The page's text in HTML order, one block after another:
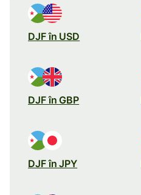
DJF în USD
DJF în GBP
DJF în JPY